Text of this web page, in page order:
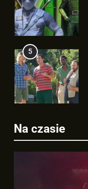
Na czasie